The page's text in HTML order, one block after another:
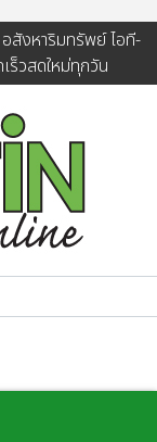
สังหาริมทรัพย์ ไอที-
ร็วสดใหม่ทุกวัน